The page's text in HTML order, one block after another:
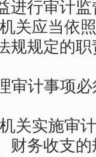
进行审计
关应当依
规规定的
计事项必
关实施审
财务收支